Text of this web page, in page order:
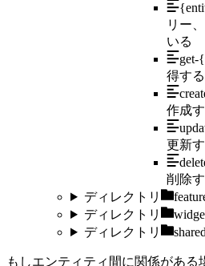
リー
いる
get-
得す
作成
更新
削除
ディレクトリ
ディレクトリ
ディレクトリ
もしエンティティ間に関係がある